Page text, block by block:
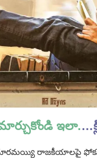
ఇలా.…
రాజకీయాలపై